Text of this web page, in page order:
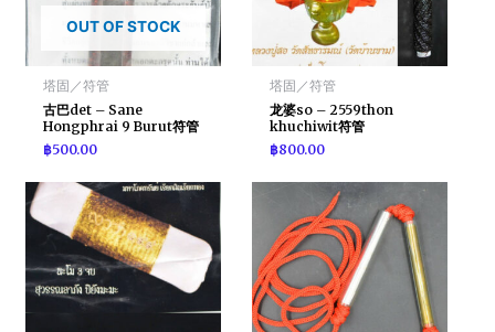
OUT OF STOCK
塔固／符管
古巴det – Sane
Hongphrai 9 Burut符管
฿500.00
塔固／符管
龙婆so – 2559thon
khuchiwit符管
฿800.00